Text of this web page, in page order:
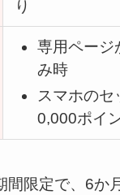
り
専用ページ
み時
スマホのセ
0,000ポイ
間限定で、6か